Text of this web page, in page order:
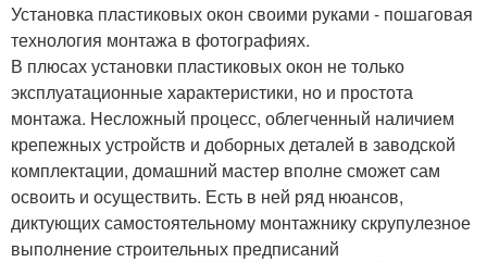
Установка пластиковых окон своими руками - пошаговая
технология монтажа в фотографиях.
В плюсах установки пластиковых окон не только
эксплуатационные характеристики, но и простота
монтажа. Несложный процесс, облегченный наличием
крепежных устройств и доборных деталей в заводской
комплектации, домашний мастер вполне сможет сам
освоить и осуществить. Есть в ней ряд нюансов,
диктующих самостоятельному монтажнику скрупулезное
выполнение строительных предписаний